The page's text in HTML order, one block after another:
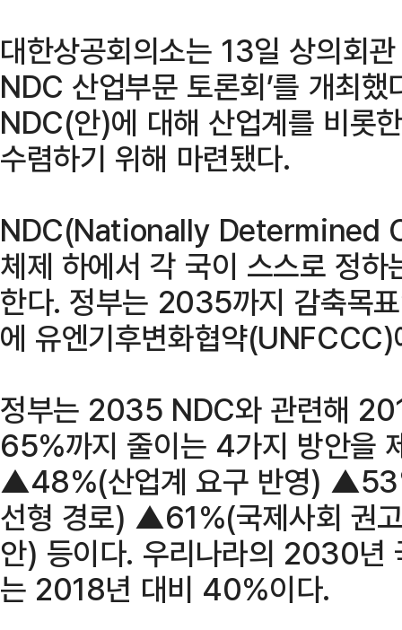
대한상공회의소는 13일 상의회
NDC 산업부문 토론회’를 개최
NDC(안)에 대해 산업계를 비롯
수렴하기 위해 마련됐다.
NDC(Nationally Determined
체제 하에서 각 국이 스스로 정
한다. 정부는 2035까지 감축목
에 유엔기후변화협약
정부는 2035 NDC와 관련해
65%까지 줄이는 4가지 방안을
▲48%(산업계 요구 반영)
선형 경로) ▲61%(국제사회 권
안) 등이다. 우리나라의 2030
는 2018년 대비 40%이다.